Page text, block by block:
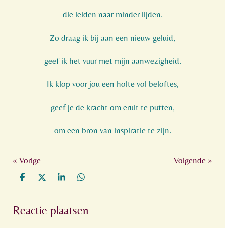
die leiden naar minder lijden.
Zo draag ik bij aan een nieuw geluid,
geef ik het vuur met mijn aanwezigheid.
Ik klop voor jou een holte vol beloftes,
geef je de kracht om eruit te putten,
om een bron van inspiratie te zijn.
« Vorige Volgende »
D
e
n
D
l
S
r
e
D
e
n
Reactie plaatsen